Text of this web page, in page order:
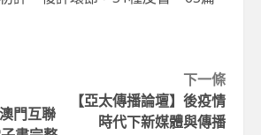
下一條
【亞太傳播論壇】後疫情
時代下新媒體與傳播
門互聯